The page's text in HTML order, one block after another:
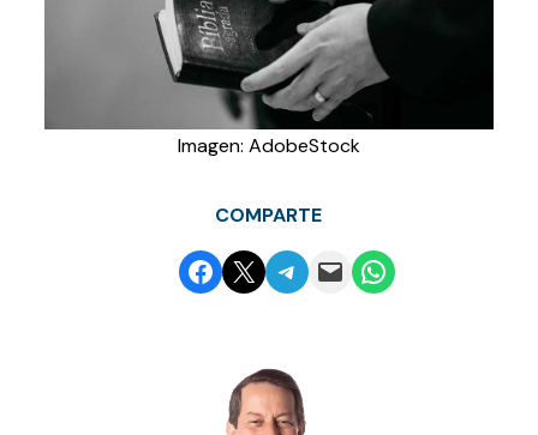
Imagen: AdobeStock
COMPARTE
Compartir en Facebook
Envía esta página por correo electrónico
Compartir en Telegram
Envía esta página por correo electrónico
Compartir en WhatsApp